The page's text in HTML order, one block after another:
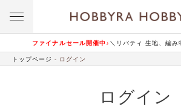
ファイナルセール開催中♪ ＼リバティ 生地、編み
トップページ ログイン
ログイン